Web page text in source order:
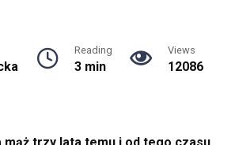
Reading
3 min
Views
12086